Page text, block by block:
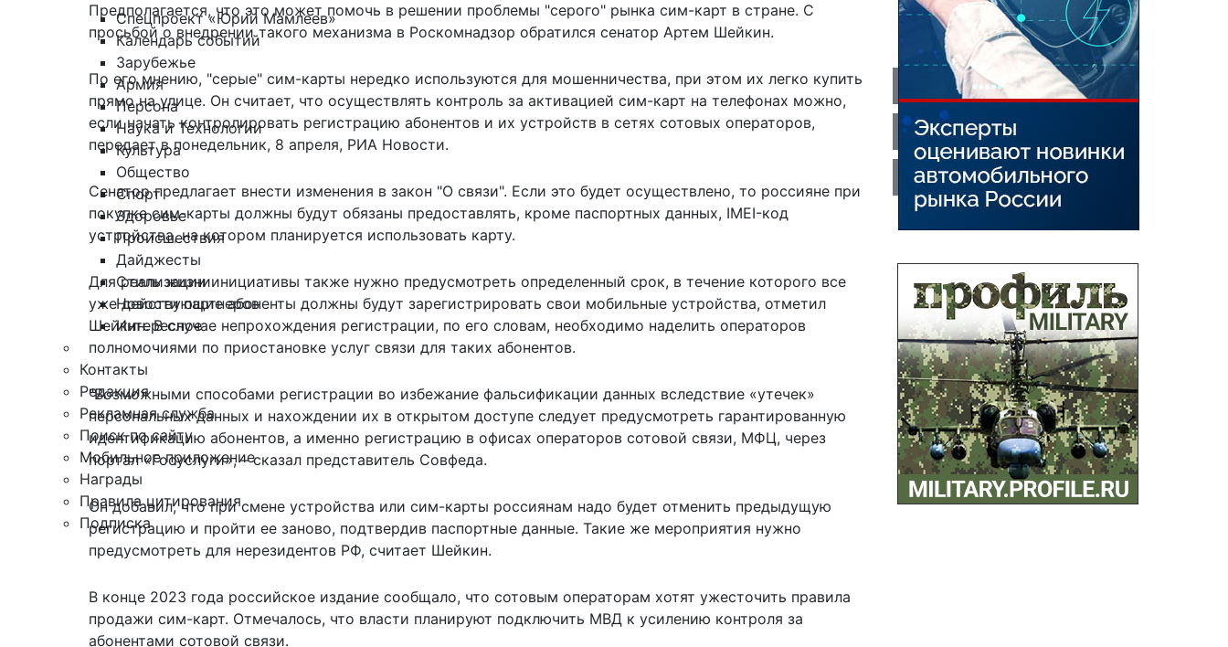
Спецпроект «Юрий Мамлеев»
Календарь событий
Зарубежье
Армия
Персона
Наука и Технологии
Культура
Общество
Спорт
Здоровье
Происшествия
Дайджесты
Стиль жизни
Новости партнеров
Интересное
Контакты
Редакция
Рекламная служба
Поиск по сайту
Мобильное приложение
Награды
Правила цитирования
Подписка
Предполагается, что это может помочь в решении проблемы "серого" рынка сим-карт в стране. С
просьбой о внедрении такого механизма в Роскомнадзор обратился сенатор Артем Шейкин.
По его мнению, "серые" сим-карты нередко используются для мошенничества, при этом их легко купить
прямо на улице. Он считает, что осуществлять контроль за активацией сим-карт на телефонах можно,
если начатьконтролировать регистрацию абонентов и их устройств в сетях сотовых операторов,
передает в понедельник, 8 апреля, РИА Новости.
Сенатор предлагает внести изменения в закон "О связи". Если это будет осуществлено, то россияне при
покупке сим-карты должны будут обязаны предоставлять, кроме паспортных данных, IMEI-код
устройства, на котором планируется использовать карту.
Для реализации инициативы также нужно предусмотреть определенный срок, в течение которого все
уже действующие абоненты должны будут зарегистрировать свои мобильные устройства, отметил
Шейкин. В случае непрохождения регистрации, по его словам, необходимо наделить операторов
полномочиями по приостановке услуг связи для таких абонентов.
"Возможными способами регистрации во избежание фальсификации данных вследствие «утечек»
персональных данных и нахождении их в открытом доступе следует предусмотреть гарантированную
идентификацию абонентов, а именно регистрацию в офисах операторов сотовой связи, МФЦ, через
портал «Госуслуги», – сказал представитель Совфеда.
Он добавил, что при смене устройства или сим-карты россиянам надо будет отменить предыдущую
регистрацию и пройти ее заново, подтвердив паспортные данные. Такие же мероприятия нужно
предусмотреть для нерезидентов РФ, считает Шейкин.
В конце 2023 года российское издание сообщало, что сотовым операторам хотят ужесточить правила
продажи сим-карт. Отмечалось, что власти планируют подключить МВД к усилению контроля за
абонентами сотовой связи.